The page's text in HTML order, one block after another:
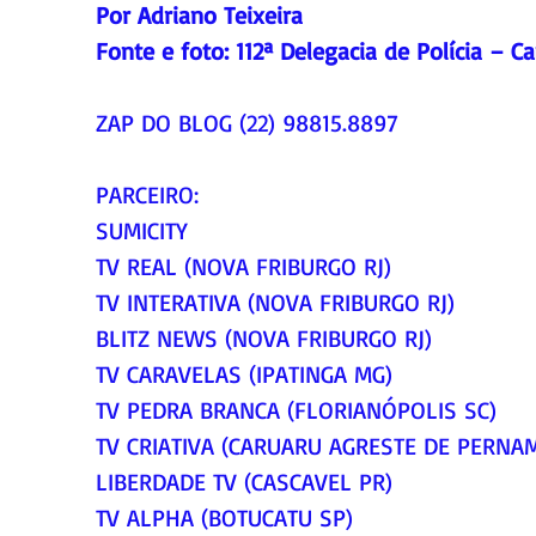
Por Adriano Teixeira
Fonte e foto: 112ª Delegacia de Polícia –
ZAP DO BLOG (22) 98815.8897
PARCEIRO:
SUMICITY
TV REAL (NOVA FRIBURGO RJ)
TV INTERATIVA (NOVA FRIBURGO RJ)
BLITZ NEWS (NOVA FRIBURGO RJ)
TV CARAVELAS (IPATINGA MG)
TV PEDRA BRANCA (FLORIANÓPOLIS SC)
TV CRIATIVA (CARUARU AGRESTE DE
LIBERDADE TV (CASCAVEL PR)
TV ALPHA (BOTUCATU SP)